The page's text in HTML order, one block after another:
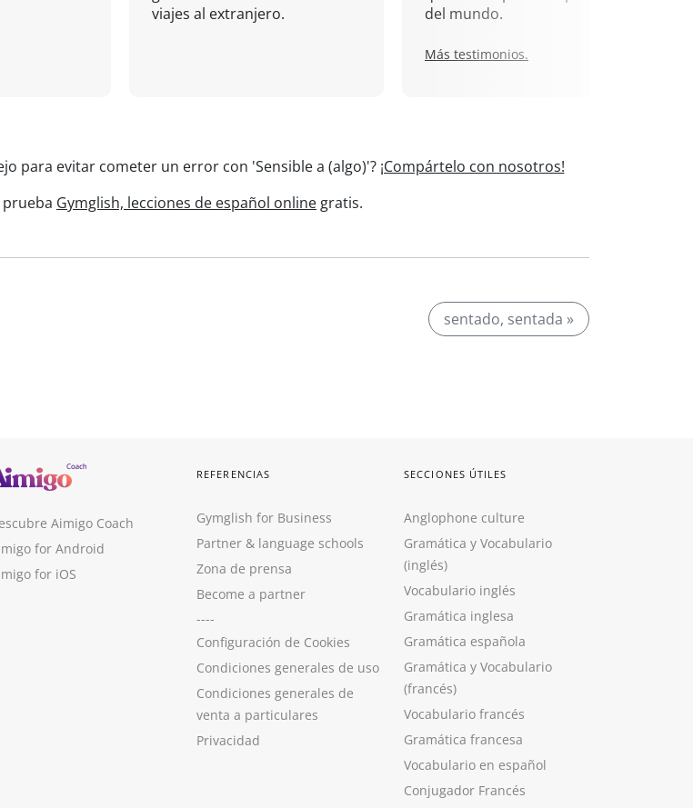
viajes al extranjero.
del mundo.
Más testimonios.
para evitar cometer un error con 'Sensible a (algo)'? ¡Compártelo con nosotros!
Gymglish, lecciones de español online gratis.
sentado, sentada »
Aimigo Coach
for Android
for iOS
REFERENCIAS
Gymglish for Business
Partner & language schools
Zona de prensa
Become a partner
----
Configuración de Cookies
Condiciones generales de uso
Condiciones generales de
venta a particulares
Privacidad
SECCIONES ÚTILES
Anglophone culture
Gramática y Vocabulario
(inglés)
Vocabulario inglés
Gramática inglesa
Gramática española
Gramática y Vocabulario
(francés)
Vocabulario francés
Gramática francesa
Vocabulario en español
Conjugador Francés